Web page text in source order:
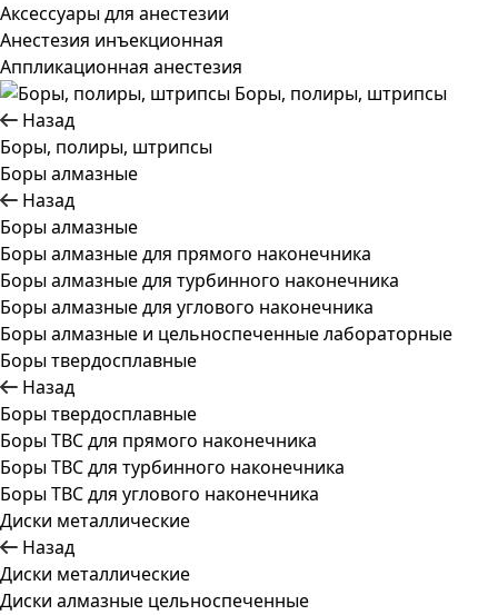
Аксессуары для анестезии
Анестезия инъекционная
Аппликационная анестезия
Боры, полиры, штрипсы
Назад
Боры, полиры, штрипсы
Боры алмазные
Назад
Боры алмазные
Боры алмазные для прямого наконечника
Боры алмазные для турбинного наконечника
Боры алмазные для углового наконечника
Боры алмазные и цельноспеченные лабораторные
Боры твердосплавные
Назад
Боры твердосплавные
Боры ТВС для прямого наконечника
Боры ТВС для турбинного наконечника
Боры ТВС для углового наконечника
Диски металлические
Назад
Диски металлические
Диски алмазные цельноспеченные